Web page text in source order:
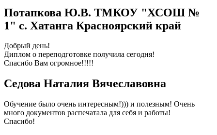
Потапкова Ю.В. ТМКОУ "ХСОШ №
1" с. Хатанга Красноярский край
Добрый день!
Диплом о переподготовке получила сегодня!
Спасибо Вам огромное!!!!!
Седова Наталия Вячеславовна
Обучение было очень интересным!))) и полезным! Очень
много документов распечатала для себя и работы!
Спасибо!